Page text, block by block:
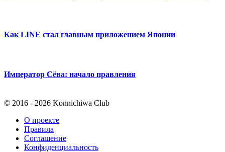
Как LINE стал главным приложением Японии
Император Сёва: начало правления
© 2016 - 2026 Konnichiwa Club
О проекте
Правила
Соглашение
Конфиденциальность